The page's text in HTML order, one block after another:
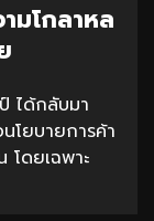
มโกลาหล
ได้กลับมา
โยบายการค้า
โดยเฉพาะ